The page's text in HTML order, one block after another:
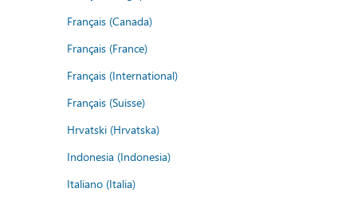
Français (Canada)
Français (France)
Français (International)
Français (Suisse)
Hrvatski (Hrvatska)
Indonesia (Indonesia)
Italiano (Italia)